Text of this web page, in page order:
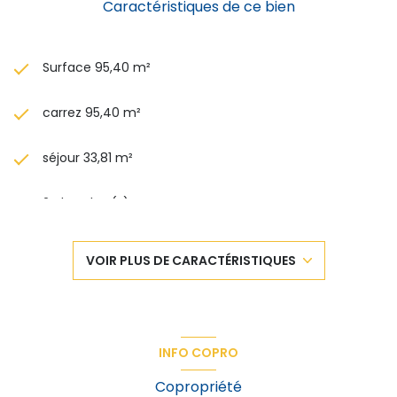
Caractéristiques de ce bien
Surface 95,40 m²
carrez 95,40 m²
séjour 33,81 m²
2 chambre(s)
1 salle(s) d'eau
Chauffage collectif : chaudière (gaz de ville)
VOIR PLUS DE CARACTÉRISTIQUES
INFO COPRO
Copropriété